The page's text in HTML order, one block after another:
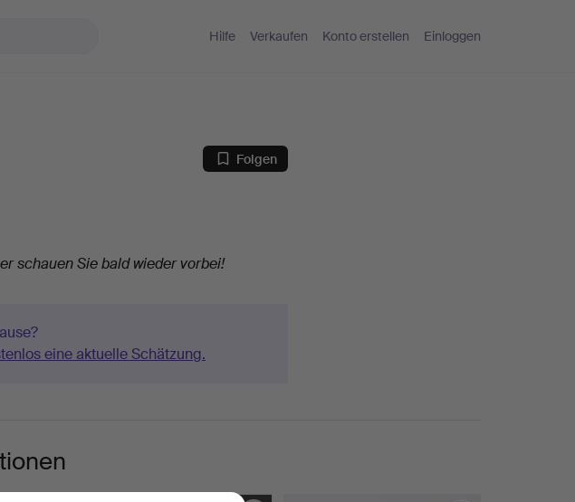
Hilfe Verkaufen Konto erstellen Einloggen
Folgen
schauen Sie bald wieder vorbei!
eine aktuelle Schätzung.